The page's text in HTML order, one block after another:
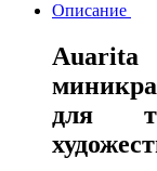
Описание
для